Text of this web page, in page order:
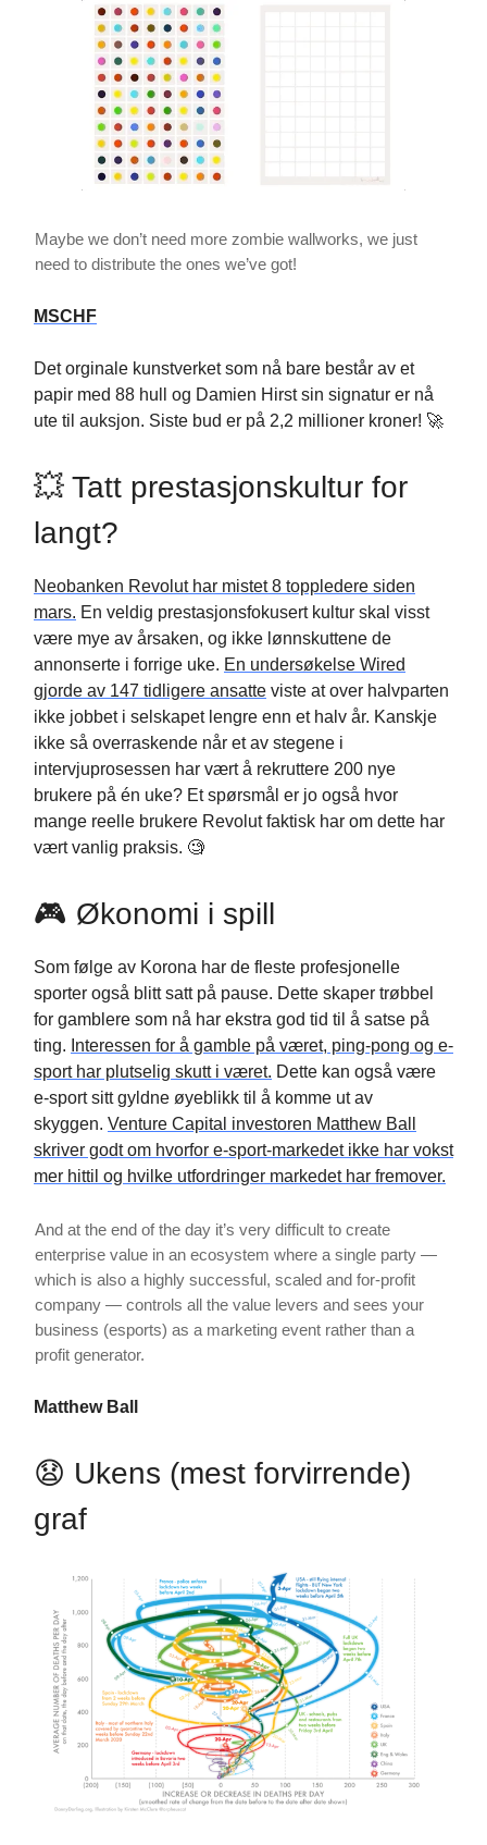
Maybe we don’t need more zombie wallworks, we just
need to distribute the ones we’ve got!
MSCHF
Det orginale kunstverket som nå bare består av et
papir med 88 hull og Damien Hirst sin signatur er nå
ute til auksjon. Siste bud er på 2,2 millioner kroner! 🚀
💥 Tatt prestasjonskultur for
langt?
Neobanken Revolut har mistet 8 toppledere siden
mars. En veldig prestasjonsfokusert kultur skal visst
være mye av årsaken, og ikke lønnskuttene de
annonserte i forrige uke. En undersøkelse Wired
gjorde av 147 tidligere ansatte viste at over halvparten
ikke jobbet i selskapet lengre enn et halv år. Kanskje
ikke så overraskende når et av stegene i
intervjuprosessen har vært å rekruttere 200 nye
brukere på én uke? Et spørsmål er jo også hvor
mange reelle brukere Revolut faktisk har om dette har
vært vanlig praksis. 🧐
🎮 Økonomi i spill
Som følge av Korona har de fleste profesjonelle
sporter også blitt satt på pause. Dette skaper trøbbel
for gamblere som nå har ekstra god tid til å satse på
ting. Interessen for å gamble på været, ping-pong og e-
sport har plutselig skutt i været. Dette kan også være
e-sport sitt gyldne øyeblikk til å komme ut av
skyggen. Venture Capital investoren Matthew Ball
skriver godt om hvorfor e-sport-markedet ikke har vokst
mer hittil og hvilke utfordringer markedet har fremover.
And at the end of the day it’s very difficult to create
enterprise value in an ecosystem where a single party —
which is also a highly successful, scaled and for-profit
company — controls all the value levers and sees your
business (esports) as a marketing event rather than a
profit generator.
Matthew Ball
😧 Ukens (mest forvirrende)
graf